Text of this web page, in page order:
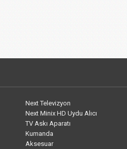
Next Televizyon
Next Minix HD Uydu Alıcı
TV Askı Aparatı
Kumanda
Aksesuar